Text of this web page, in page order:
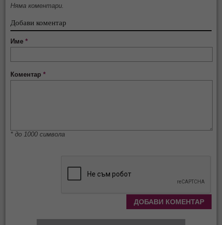
Няма коментари.
Добави коментар
Име*
Коментар*
* до 1000 символа